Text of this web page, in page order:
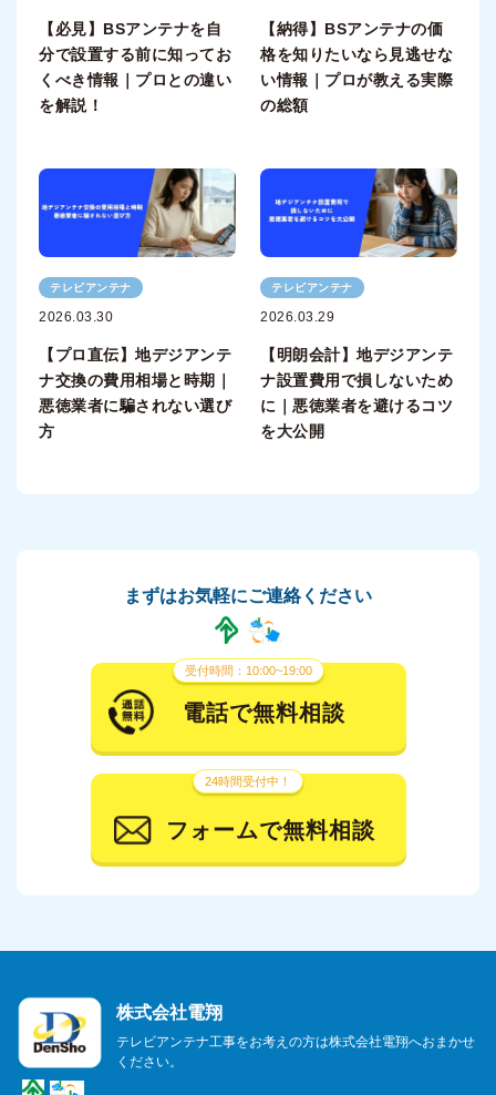
【必見】BSアンテナを自
分で設置する前に知ってお
くべき情報｜プロとの違い
を解説！
【納得】BSアンテナの価
格を知りたいなら見逃せな
い情報｜プロが教える実際
の総額
テレビアンテナ
2026.03.30
【プロ直伝】地デジアンテ
ナ交換の費用相場と時期｜
悪徳業者に騙されない選び
方
テレビアンテナ
2026.03.29
【明朗会計】地デジアンテ
ナ設置費用で損しないため
に｜悪徳業者を避けるコツ
を大公開
まずはお気軽にご連絡ください
受付時間：10:00~19:00
電話で無料相談
24時間受付中！
フォームで無料相談
株式会社電翔
テレビアンテナ工事をお考えの方は株式会社電翔へおまかせ
ください。